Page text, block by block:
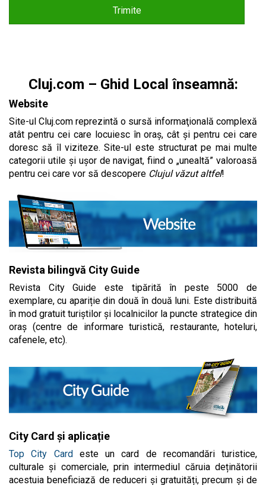
Cluj.com – Ghid Local înseamnă:
Website
Site-ul Cluj.com reprezintă o sursă informaţională complexă
atât pentru cei care locuiesc în oraş, cât şi pentru cei care
doresc să îl viziteze. Site-ul este structurat pe mai multe
categorii utile și ușor de navigat, fiind o „unealtă” valoroasă
pentru cei care vor să descopere Clujul văzut altfel!
Revista bilingvă City Guide
Revista City Guide este tipărită în peste 5000 de
exemplare, cu apariție din două în două luni. Este distribuită
în mod gratuit turiștilor și localnicilor la puncte strategice din
oraș (centre de informare turistică, restaurante, hoteluri,
cafenele, etc).
City Card și aplicație
Top City Cardeste un card de recomandări turistice,
culturale și comerciale, prin intermediul căruia deținătorii
acestuia beneficiază de reduceri și gratuități, precum și de